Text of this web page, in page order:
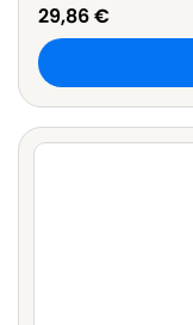
29,86€